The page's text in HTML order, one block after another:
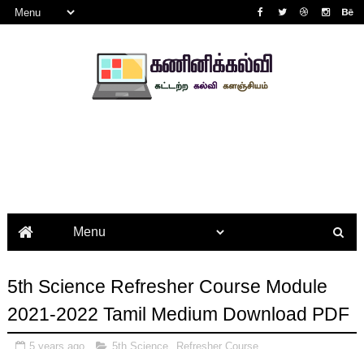
5th Science Refresher Course Module
2021-2022 Tamil Medium Download PDF
5 years ago 5th Science, Refresher Course